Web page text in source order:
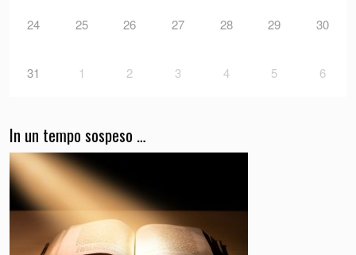
24 25 26 27 28 29 30
31 1 2 3 4 5 6
In un tempo sospeso …